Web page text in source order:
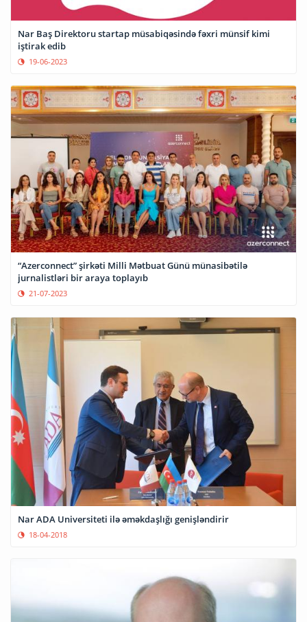
Nar Baş Direktoru startap müsabiqəsində fəxri münsif kimi
iştirak edib
19-06-2023
“Azerconnect” şirkəti Milli Mətbuat Günü münasibətilə
jurnalistləri bir araya toplayıb
21-07-2023
Nar ADA Universiteti ilə əməkdaşlığı genişləndirir
18-04-2018